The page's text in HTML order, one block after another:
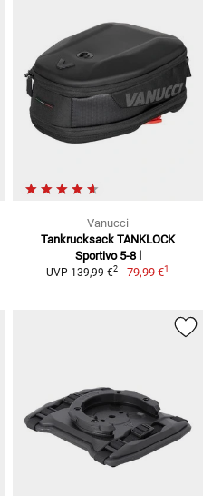
Vanucci
Tankrucksack TANKLOCK
Sportivo 5-8 l
UVP 139,99 €2 79,99 €1